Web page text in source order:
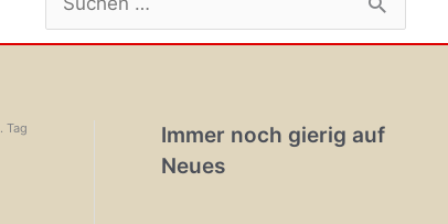
nach:
Tag
Immer noch gierig auf
Neues